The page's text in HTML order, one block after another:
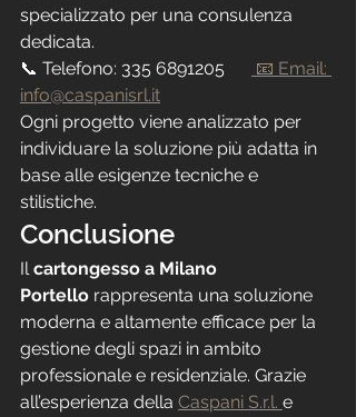
specializzato per una consulenza
dedicata.
📞 Telefono: 335 6891205
📧 Email:
info@caspanisrl.it
Ogni progetto viene analizzato per
individuare la soluzione più adatta in
base alle esigenze tecniche e
stilistiche.
Conclusione
Il cartongesso a Milano
Portello rappresenta una soluzione
moderna e altamente efficace per la
gestione degli spazi in ambito
professionale e residenziale. Grazie
all’esperienza della Caspani S.r.l. e